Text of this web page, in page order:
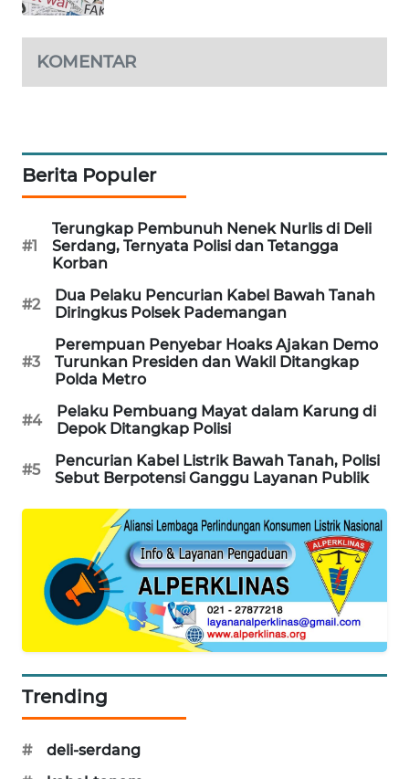
KOMENTAR
Berita Populer
#1
Terungkap Pembunuh Nenek Nurlis di Deli
Serdang, Ternyata Polisi dan Tetangga
Korban
#2
Dua Pelaku Pencurian Kabel Bawah Tanah
Diringkus Polsek Pademangan
#3
Perempuan Penyebar Hoaks Ajakan Demo
Turunkan Presiden dan Wakil Ditangkap
Polda Metro
#4
Pelaku Pembuang Mayat dalam Karung di
Depok Ditangkap Polisi
#5
Pencurian Kabel Listrik Bawah Tanah, Polisi
Sebut Berpotensi Ganggu Layanan Publik
Trending
#
deli-serdang
LISTRIK
WAHANA
WAHANANEWS
WAHANANEWS
WAHANANEWS
NET
SPORT
WAHANA
UMKM
WAHANA
PERSONA
OTOMOTIF
HEALTH